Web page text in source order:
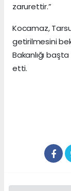
zarurettir.”
Kocamaz,
getirilmesini
Bakanlığı
etti.